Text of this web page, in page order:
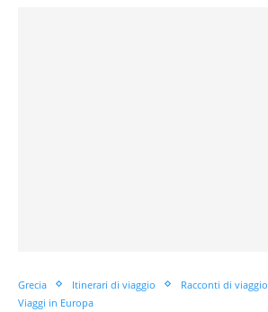
Grecia Itinerari di viaggio Racconti di viaggio
Viaggi in Europa